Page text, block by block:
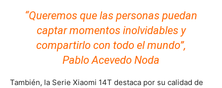
“Queremos que las personas puedan
captar momentos inolvidables y
compartirlo con todo el mundo”,
Pablo Acevedo Noda
También, la Serie Xiaomi 14T destaca por su calidad de